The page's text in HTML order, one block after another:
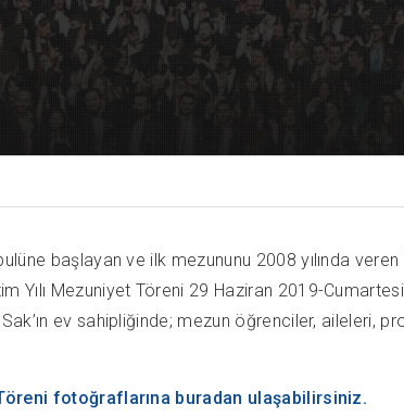
başlayan ve ilk mezununu 2008 yılında
Yılı Mezuniyet Töreni 29 Haziran 2019-
ev sahipliğinde; mezun öğrenciler, aileleri,
fotoğraflarına buradan ulaşabilirsiniz.